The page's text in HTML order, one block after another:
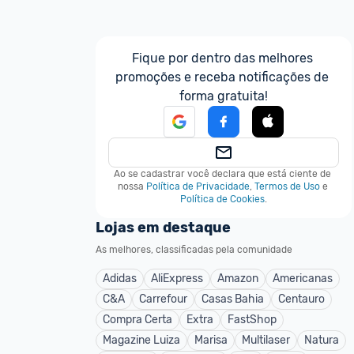
Fique por dentro das melhores
promoções e receba notificações de
forma gratuita!
Ao se cadastrar você declara que está ciente de
nossa Política de Privacidade, Termos de Uso e
Política de Cookies.
Lojas em destaque
As melhores, classificadas pela comunidade
Adidas AliExpress Amazon
Americanas
C&A
Carrefour Casas Bahia
Centauro
Compra Certa
Extra
FastShop
Magazine Luiza
Marisa Multilaser
Natura